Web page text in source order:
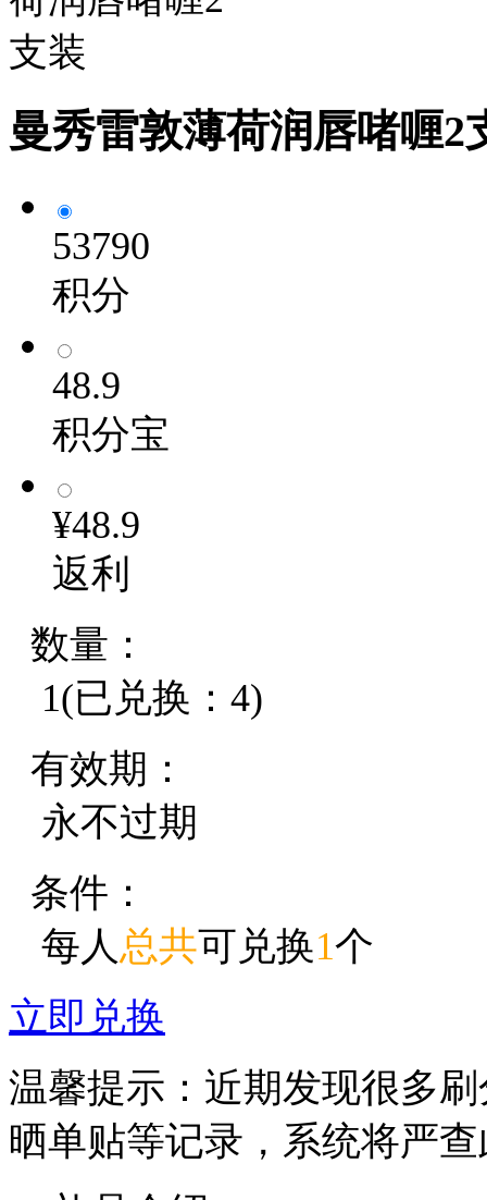
曼秀雷敦薄荷润唇啫喱2
53790
积分
48.9
积分宝
¥48.9
返利
数量：
1(已兑换：4)
有效期：
永不过期
条件：
每人 总共可兑换1个
立即兑换
温馨提示：近期发现很多
晒单贴等记录，系统将严